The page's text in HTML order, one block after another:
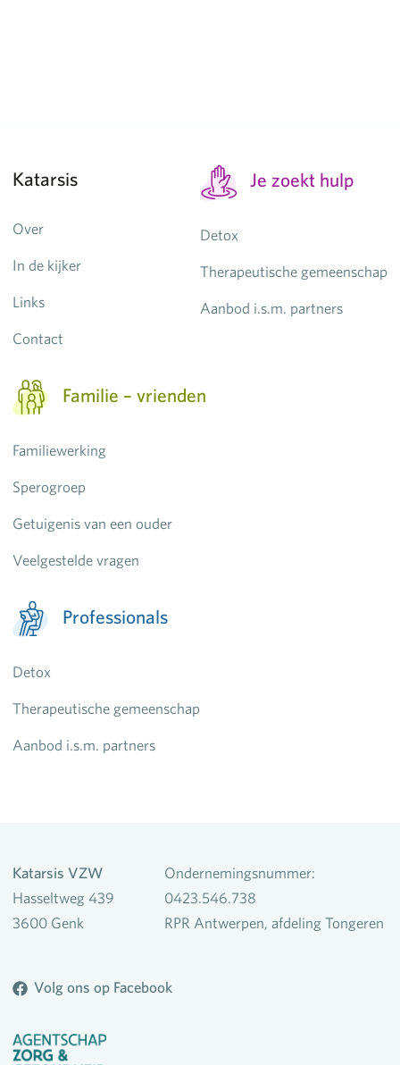
Katarsis
Over
In de kijker
Links
Contact
Je zoekt hulp
Detox
Therapeutische gemeenschap
Aanbod i.s.m. partners
Familie – vrienden
Familiewerking
Sperogroep
Getuigenis van een ouder
Veelgestelde vragen
Professionals
Detox
Therapeutische gemeenschap
Aanbod i.s.m. partners
Katarsis VZW
Hasseltweg 439
3600 Genk
Ondernemingsnummer:
0423.546.738
RPR Antwerpen, afdeling Tongeren
Volg ons op Facebook